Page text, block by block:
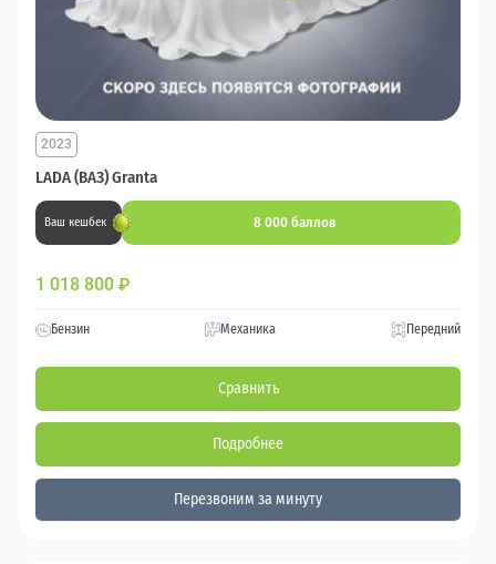
LADA (ВАЗ) Granta
2023
Ваш кешбек 8 000 баллов
1 018 800 ₽
Бензин Механика Передний
Сравнить
Подробнее
Перезвоним за минуту